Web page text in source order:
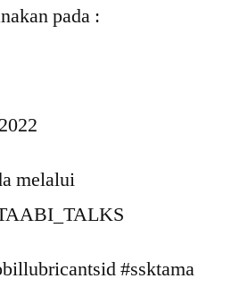
pada :
melalui
#ssktama